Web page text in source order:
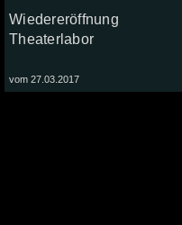
Wiedereröffnung
Theaterlabor
vom 27.03.2017